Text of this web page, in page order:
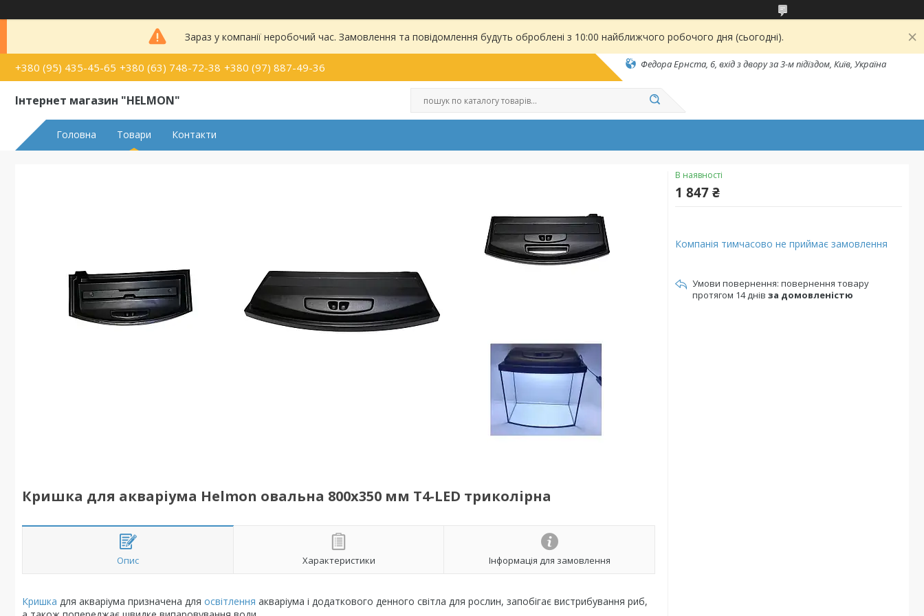
Зараз у компанії неробочий час. Замовлення та повідомлення будуть оброблені з 10:00 найближчого робочого дня (сьогодні).
+380 (95) 435-45-65 +380 (63) 748-72-38 +380 (97) 887-49-36 Федора Ернста, 6, вхід з двору за 3-м підїздом, Київ, Україна
Інтернет магазин "HELMON"
Головна Товари Контакти
Кришка для акваріума Helmon овальна 800х350 мм T4-LED триколірна
Опис Характеристики Інформація для замовлення
Кришка для акваріума призначена для освітлення акваріума і додаткового денного світла для рослин, запобігає вистрибування риб,
В наявності
1 847 ₴
Компанія тимчасово не приймає замовлення
повернення товару
протягом 14 днів за домовленістю